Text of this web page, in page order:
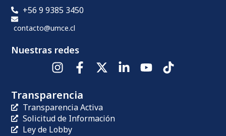
+56 9 9385 3450
contacto@umce.cl
Nuestras redes
Transparencia
Transparencia Activa
Solicitud de Información
Ley de Lobby